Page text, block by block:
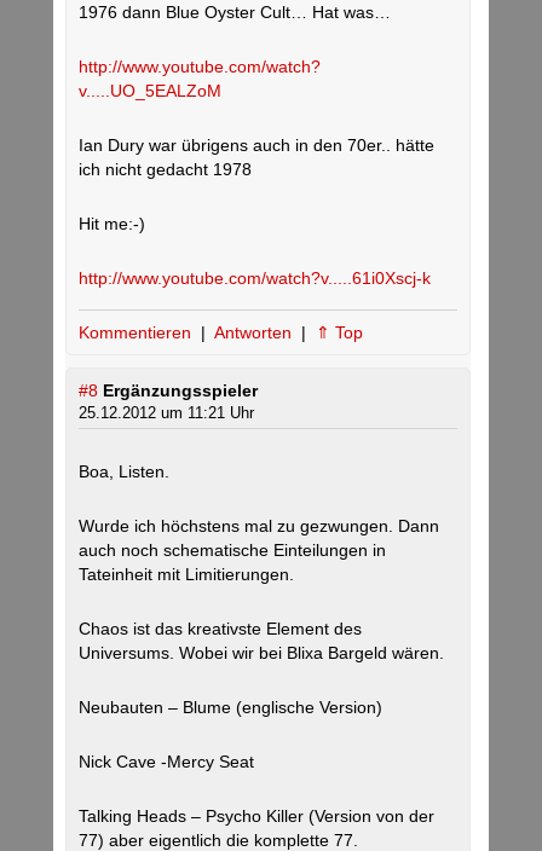
1976 dann Blue Oyster Cult… Hat was…
http://www.youtube.com/watch?
v.....UO_5EALZoM
Ian Dury war übrigens auch in den 70er.. hätte
ich nicht gedacht 1978
Hit me:-)
http://www.youtube.com/watch?v.....61i0Xscj-k
Kommentieren | Antworten | ⇑ Top
#8 Ergänzungsspieler
25.12.2012 um 11:21 Uhr
Boa, Listen.
Wurde ich höchstens mal zu gezwungen. Dann
auch noch schematische Einteilungen in
Tateinheit mit Limitierungen.
Chaos ist das kreativste Element des
Universums. Wobei wir bei Blixa Bargeld wären.
Neubauten – Blume (englische Version)
Nick Cave -Mercy Seat
Talking Heads – Psycho Killer (Version von der
77) aber eigentlich die komplette 77.